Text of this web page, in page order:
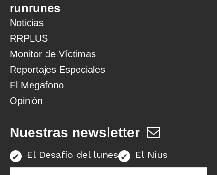
runrunes
Noticias
RRPLUS
Monitor de Víctimas
Reportajes Especiales
El Megafono
Opinión
Nuestras newsletter
El Desafío del lunes El Nius